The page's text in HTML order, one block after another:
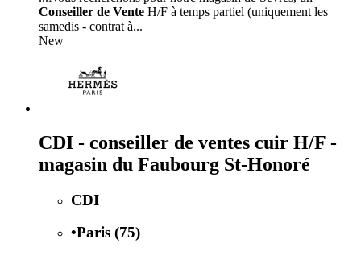
Conseiller de Vente H/F à temps partiel (uniquement les
samedis - contrat à...
New
CDI - conseiller de ventes cuir H/F -
magasin du Faubourg St-Honoré
CDI
•Paris (75)